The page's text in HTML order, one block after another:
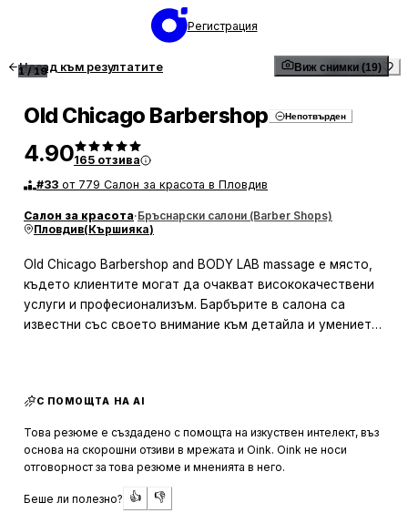
Регистрация
Назад към резултатите
1/19 Виж снимки (19)
Old Chicago Barbershop Непотвърден
4.90165 отзива
#33 от 779 Салон за красота в Пловдив
Салон за красота·Бръснарски салони (Barber Shops)
Пловдив(Кършияка)
Old Chicago Barbershop and BODY LAB massage е място,
където клиентите могат да очакват висококачествени
услуги и професионализъм. Барбърите в салона са
известни със своето внимание към детайла и умението
и работи с удоволствие и ангажираност. Атмосферата в
цялостното преживяване.
Чистотата и организацията в Old Chicago Barbershop
също са на високо ниво, което прави посещението там
С ПОМОЩТА НА AI
Това резюме е създадено с помощта на изкуствен интелект, въз
основа на скорошни отзиви в мрежата и Oink. Oink не носи
отговорност за това резюме и мненията в него.
Беше ли полезно? 👍 👎